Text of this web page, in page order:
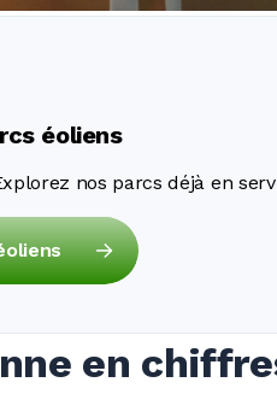
éoliens
nos parcs déjà en
en